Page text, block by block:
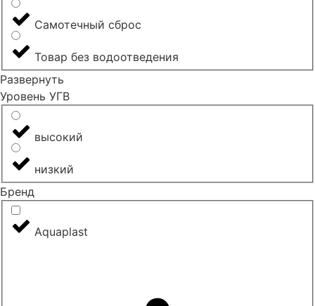
Самотечный сброс
Товар без водоотведения
Развернуть
Уровень УГВ
высокий
низкий
Бренд
Aquaplast